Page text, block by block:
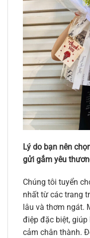
Lý do bạn nên
gửi gắm yêu
Chúng tôi tuyển
nhất từ các trang
lâu và thơm ngát.
điệp đặc biệt,
cảm chân thành.